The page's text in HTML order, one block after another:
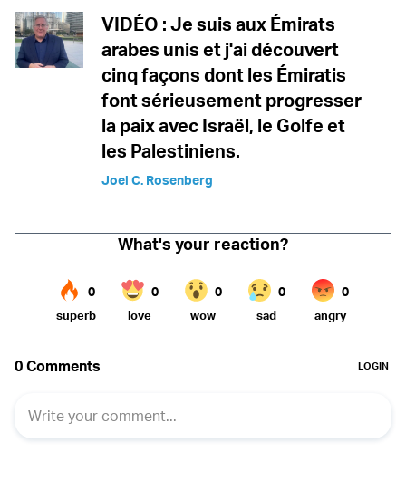
VIDÉO : Je suis aux Émirats
arabes unis et j'ai découvert
cinq façons dont les Émiratis
font sérieusement progresser
la paix avec Israël, le Golfe et
les Palestiniens.
Joel C. Rosenberg